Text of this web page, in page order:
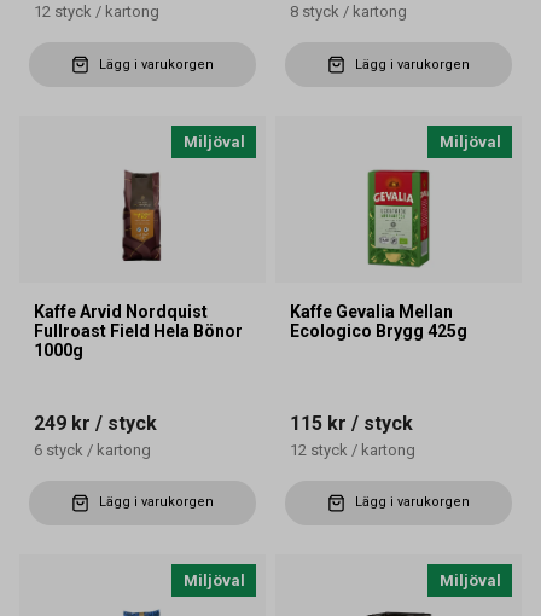
12 styck / kartong
Lägg i varukorgen
8 styck / kartong
Lägg i varukorgen
Miljöval
Kaffe Arvid Nordquist
Fullroast Field Hela Bönor
1000g
249 kr / styck
6 styck / kartong
Lägg i varukorgen
Miljöval
Kaffe Gevalia Mellan
Ecologico Brygg 425g
115 kr / styck
12 styck / kartong
Lägg i varukorgen
Miljöval Miljöval